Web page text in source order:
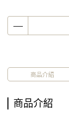
商品介紹
商品介紹